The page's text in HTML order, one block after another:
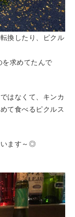
換したり、ピクル
を求めてたんで
はなくて、キンカ
て食べるピクルス
います～◎